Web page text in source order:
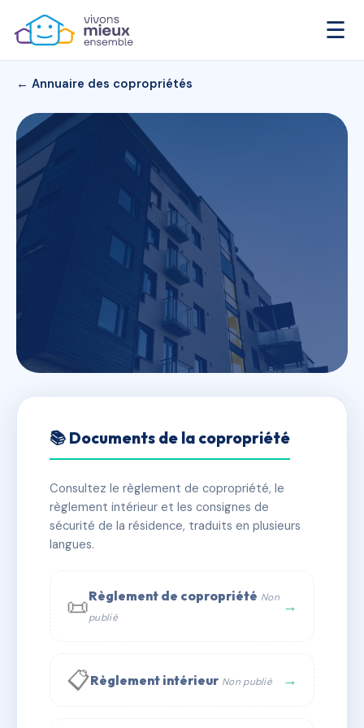
☰
← Annuaire des copropriétés
LE SURCOUF
✓ Immatriculée 🏠 49 lots 🏗 2 bâtiment(s)
📞 Contacter Syndic Digital
📚 Documents de la copropriété
Consultez le règlement de copropriété, le
règlement intérieur et les consignes de
sécurité de la résidence, traduits en plusieurs
langues.
📜Règlement de copropriété Non
publié
→
📋Règlement intérieur Non publié →